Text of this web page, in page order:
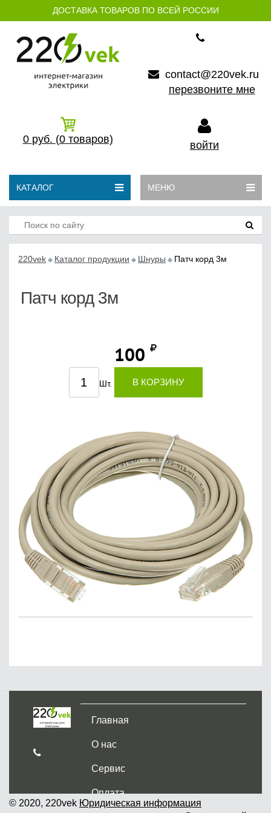
ДОСТАВКА ТОВАРОВ ПО ВСЕЙ РОССИИ
contact@220vek.ru
перезвоните мне
0 руб. (0 товаров) войти
КАТАЛОГ МЕНЮ
220vek Каталог продукции Шнуры Патч корд 3м
Патч корд 3м
100
Шт. В КОРЗИНУ
Главная
О нас
Сервис
Оплата
© 2020, 220vek Юридическая информация